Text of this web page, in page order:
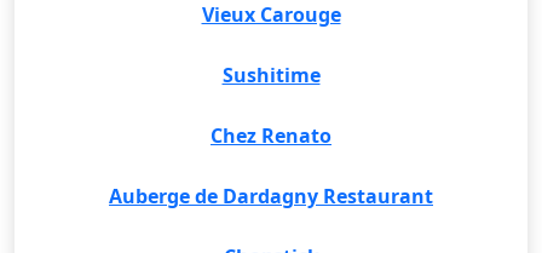
Vieux Carouge
Sushitime
Chez Renato
Auberge de Dardagny Restaurant